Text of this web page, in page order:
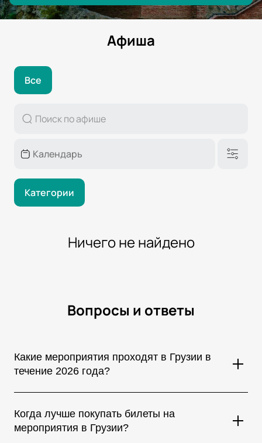
Афиша
Все
Категории
Ничего не найдено
Вопросы и ответы
Какие мероприятия проходят в Грузии в
течение 2026 года?
музыкальные фестивали, театральные постановки,
спортивные соревнования, стендап-шоу и культурные
мероприятия. Большинство крупных событий проводится в
Когда лучше покупать билеты на
мероприятия в Грузии?